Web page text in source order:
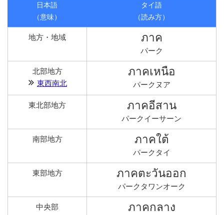
日本語
（意味）
タイ語
（読み方）
地方・地域 ภาค
パーク
北部地方
東西南北
ภาคเหนือ
パークヌア
東北部地方 ภาคอีสาน
パークイーサーン
南部地方 ภาคใต้
パークタイ
東部地方 ภาคตะวันออก
パークタワンオーク
中央部 ภาคกลาง